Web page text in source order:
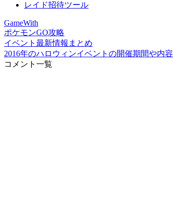
レイド招待ツール
GameWith
ポケモンGO攻略
イベント最新情報まとめ
2016年のハロウィンイベントの開催期間や内容
コメント一覧